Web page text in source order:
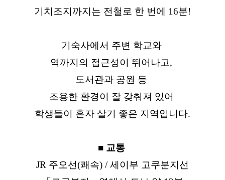
기치조지까지는 전철로 한 번에 16분!
기숙사에서 주변 학교와
역까지의 접근성이 뛰어나고,
도서관과 공원 등
조용한 환경이 잘 갖춰져 있어
학생들이 혼자 살기 좋은 지역입니다.
■ 교통
JR 주오선(쾌속) / 세이부 고쿠분지선